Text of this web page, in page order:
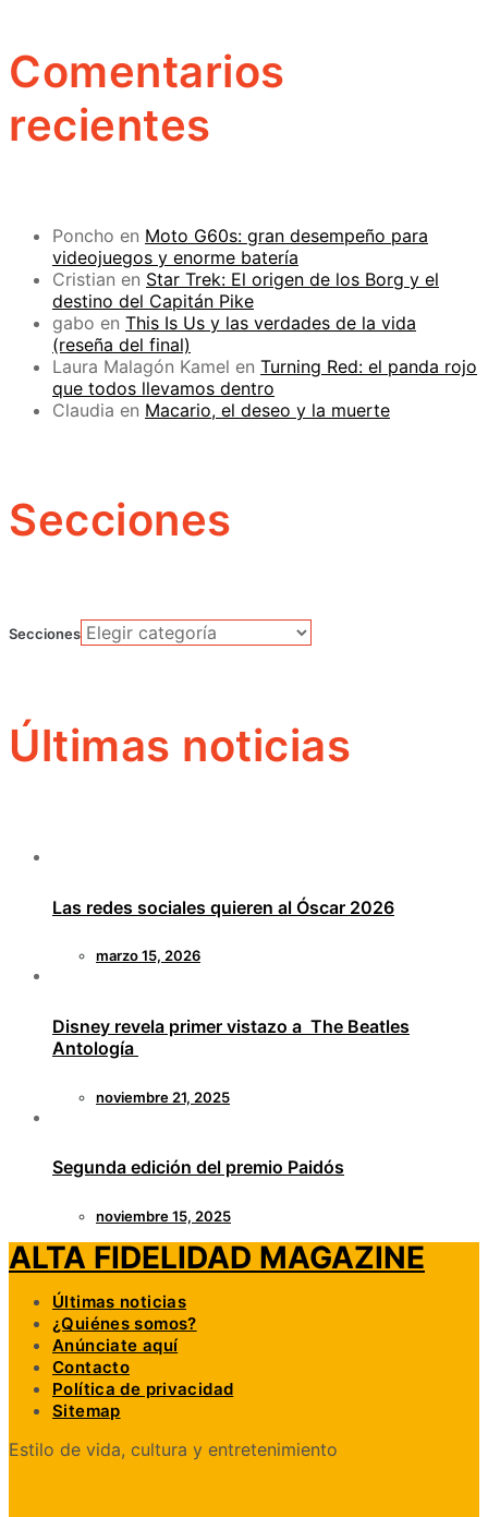
Comentarios
recientes
Poncho en Moto G60s: gran desempeño para
videojuegos y enorme batería
Cristian en Star Trek: El origen de los Borg y el
destino del Capitán Pike
gabo en This Is Us y las verdades de la vida
(reseña del final)
Laura Malagón Kamel en Turning Red: el panda rojo
que todos llevamos dentro
Claudia en Macario, el deseo y la muerte
Secciones
Secciones
Últimas noticias
Las redes sociales quieren al Óscar 2026
marzo 15, 2026
Disney revela primer vistazo a The Beatles
Antología
noviembre 21, 2025
Segunda edición del premio Paidós
noviembre 15, 2025
ALTA FIDELIDAD MAGAZINE
Últimas noticias
¿Quiénes somos?
Anúnciate aquí
Contacto
Política de privacidad
Sitemap
Estilo de vida, cultura y entretenimiento